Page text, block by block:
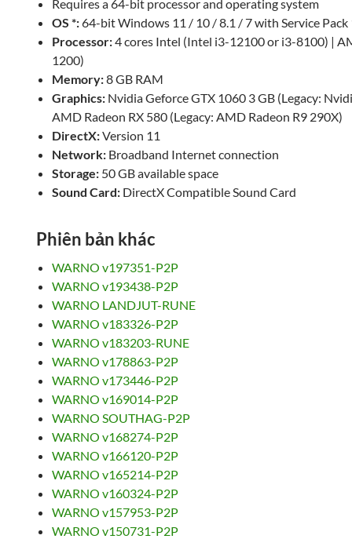
Requires a 64-bit processor and operating system
OS *:64-bit Windows 11 / 10 / 8.1 / 7 with Service Pack
Processor:4 cores Intel (Intel i3-12100 or i3-8100) |
1200)
Memory:8 GB RAM
Graphics: Nvidia Geforce GTX 1060 3 GB (Legacy:
AMD Radeon RX 580 (Legacy: AMD Radeon R9 290X)
DirectX:Version 11
Network: Broadband Internet connection
Storage: 50 GB available space
Sound Card: DirectX Compatible Sound Card
Phiên bản khác
WARNO v197351-P2P
WARNO v193438-P2P
WARNO LANDJUT-RUNE
WARNO v183326-P2P
WARNO v183203-RUNE
WARNO v178863-P2P
WARNO v173446-P2P
WARNO v169014-P2P
WARNO SOUTHAG-P2P
WARNO v168274-P2P
WARNO v166120-P2P
WARNO v165214-P2P
WARNO v160324-P2P
WARNO v157953-P2P
WARNO v150731-P2P